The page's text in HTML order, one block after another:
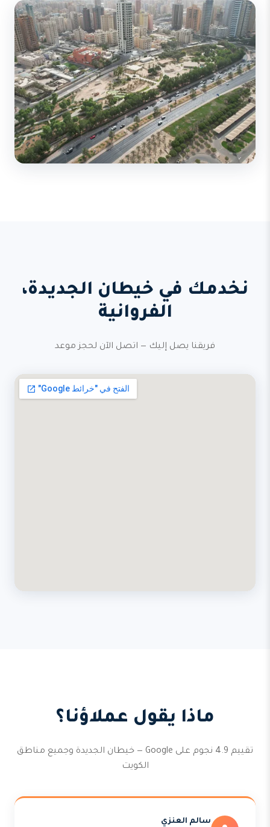
نخدمك في خيطان الجديدة،
الفروانية
فريقنا يصل إليك — اتصل الآن لحجز موعد
ماذا يقول عملاؤنا؟
تقييم 4.9 نجوم على Google — خيطان الجديدة وجميع مناطق
الكويت
سالم العنزي